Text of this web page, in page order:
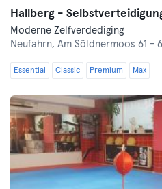
Hallberg -
Moderne Zelfverdediging
Neufahrn, Am Söldnermoos 61 -
Essential Classic Premium Max